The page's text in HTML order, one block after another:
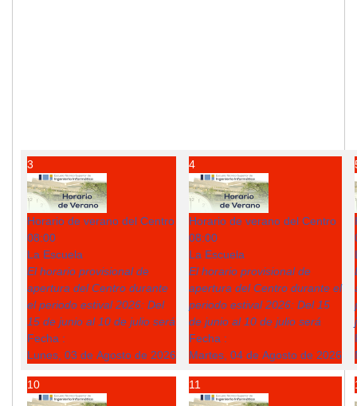
3
Horario de verano del Centro
08:00
La Escuela
El horario provisional de
apertura del Centro durante
el periodo estival 2026: Del
15 de junio al 10 de julio será
Fecha :
Lunes, 03 de Agosto de 2026
4
Horario de verano del Centro
08:00
La Escuela
El horario provisional de
apertura del Centro durante el
periodo estival 2026: Del 15
de junio al 10 de julio será
Fecha :
Martes, 04 de Agosto de 2026
10 11